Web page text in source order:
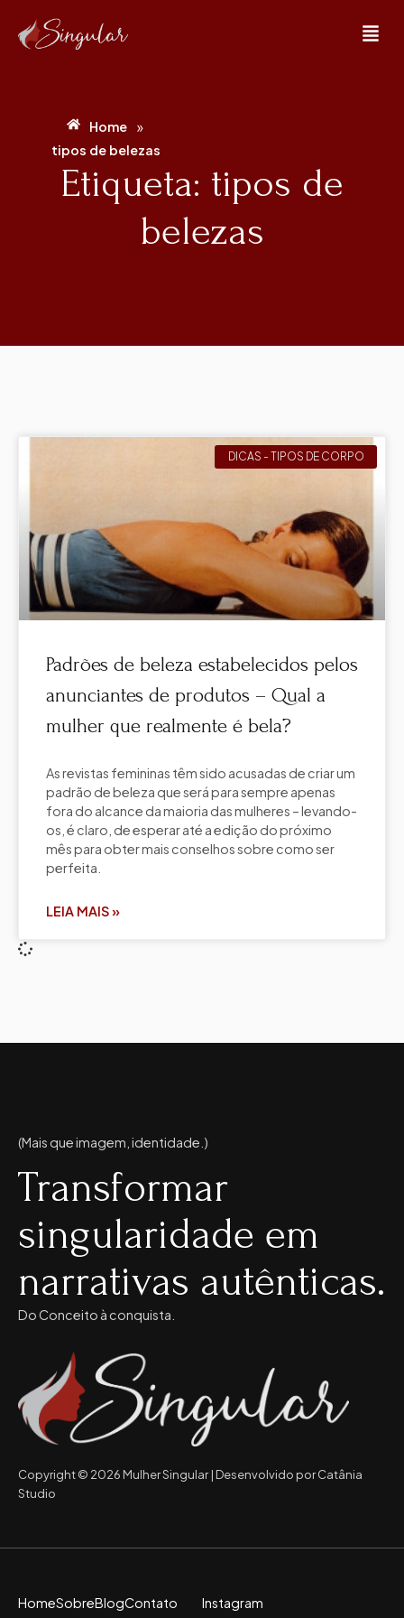
Home »
tipos de belezas
Etiqueta: tipos de
belezas
DICAS - TIPOS DE CORPO
Padrões de beleza estabelecidos pelos
anunciantes de produtos – Qual a
mulher que realmente é bela?
As revistas femininas têm sido acusadas de criar um
padrão de beleza que será para sempre apenas
fora do alcance da maioria das mulheres – levando-
os, é claro, de esperar até a edição do próximo
mês para obter mais conselhos sobre como ser
perfeita.
LEIA MAIS »
(Mais que imagem, identidade.)
Transformar
singularidade em
narrativas autênticas.
Do Conceito à conquista.
Copyright © 2026 Mulher Singular | Desenvolvido por Catânia
Studio
HomeSobreBlogContato Instagram